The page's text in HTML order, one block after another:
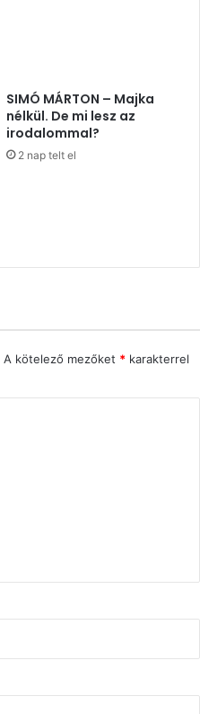
SIMÓ MÁRTON – Majka
nélkül. De mi lesz az
irodalommal?
2 nap telt el
A kötelező mezőket * karakterrel